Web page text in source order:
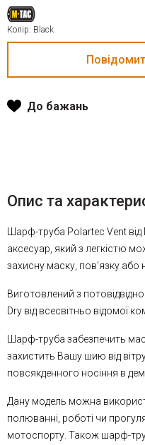
Колір: Black
До бажань
Опис та
Шарф-труба Polartec Vent
аксесуар, який з легкістю
захисну маску, пов'язку або
Виготовлений з
Dry від всесвітньо відомої
Шарф-труба забезпечить
захистить Вашу шию від
повсякденного носіння в
Дану модель можна
полюванні, роботі чи
мотоспорту. Також шарф-